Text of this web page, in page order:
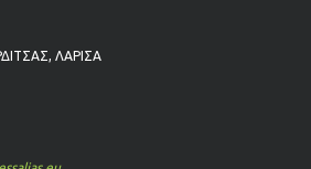
ΛΑΡΙΣΑ